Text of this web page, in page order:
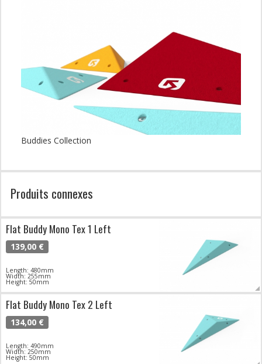
Buddies Collection
Produits connexes
Flat Buddy Mono Tex 1 Left
139,00 €
Length: 480mm
Width: 255mm
Height: 50mm
Flat Buddy Mono Tex 2 Left
134,00 €
Length: 490mm
Width: 250mm
Height: 50mm